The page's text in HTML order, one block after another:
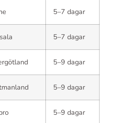
5–7 dagar
5–7 dagar
5–9 dagar
5–9 dagar
5–9 dagar